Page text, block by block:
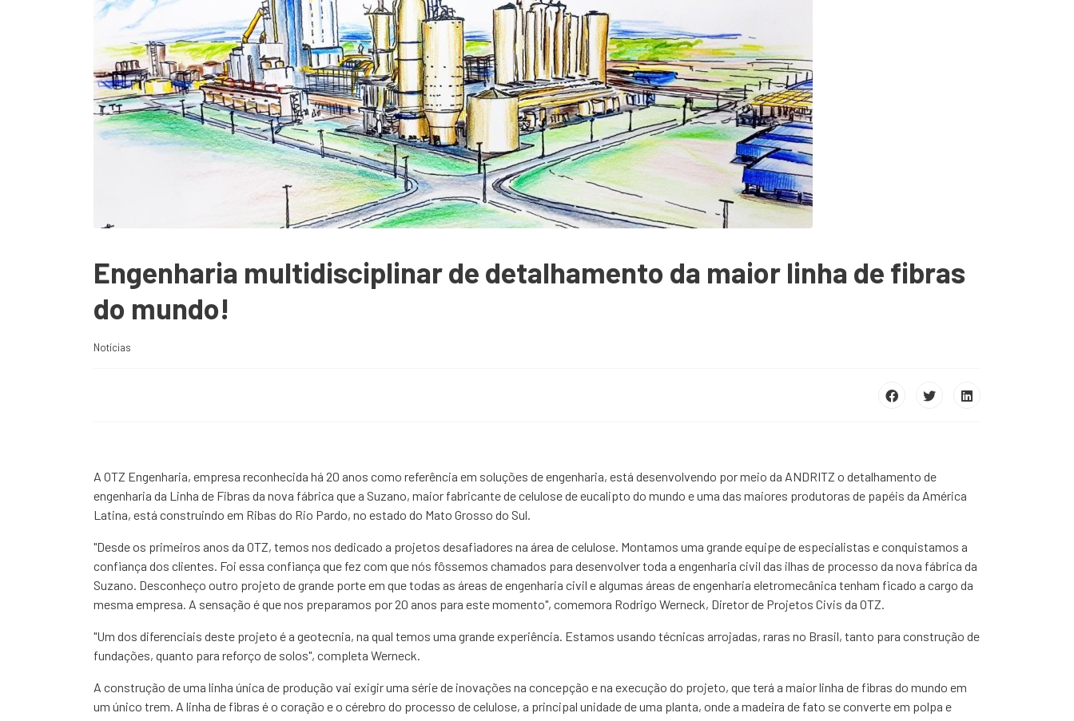
Engenharia multidisciplinar de detalhamento da maior linha de fibras
do mundo!
Notícias
A OTZ Engenharia, empresa reconhecida há 20 anos como referência em soluções de engenharia, está desenvolvendo por meio da ANDRITZ o detalhamento de
engenharia da Linha de Fibras da nova fábrica que a Suzano, maior fabricante de celulose de eucalipto do mundo e uma das maiores produtoras de papéis da América
Latina, está construindo em Ribas do Rio Pardo, no estado do Mato Grosso do Sul.
"Desde os primeiros anos da OTZ, temos nos dedicado a projetos desafiadores na área de celulose. Montamos uma grande equipe de especialistas e conquistamos a
confiança dos clientes. Foi essa confiança que fez com que nós fôssemos chamados para desenvolver toda a engenharia civil das ilhas de processo da nova fábrica da
Suzano. Desconheço outro projeto de grande porte em que todas as áreas de engenharia civil e algumas áreas de engenharia eletromecânica tenham ficado a cargo da
mesma empresa. A sensação é que nos preparamos por 20 anos para este momento", comemora Rodrigo Werneck, Diretor de Projetos Civis da OTZ.
"Um dos diferenciais deste projeto é a geotecnia, na qual temos uma grande experiência. Estamos usando técnicas arrojadas, raras no Brasil, tanto para construção de
fundações, quanto para reforço de solos", completa Werneck.
A construção de uma linha única de produção vai exigir uma série de inovações na concepção e na execução do projeto, que terá a maior linha de fibras do mundo em
um único trem. A linha de fibras é o coração e o cérebro do processo de celulose, a principal unidade de uma planta, onde a madeira de fato se converte em polpa e